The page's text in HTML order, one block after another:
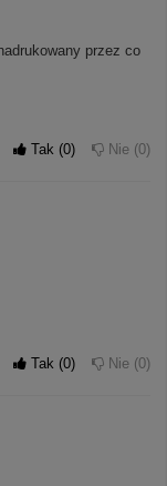
przez co
Tak 0 Nie 0
Tak 0 Nie 0